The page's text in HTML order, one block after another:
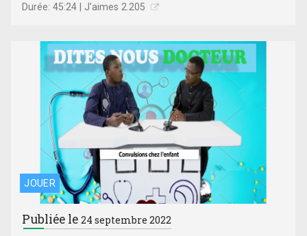
Durée: 45:24 | J'aimes 2.205
JOUER
Publiée le24 septembre 2022